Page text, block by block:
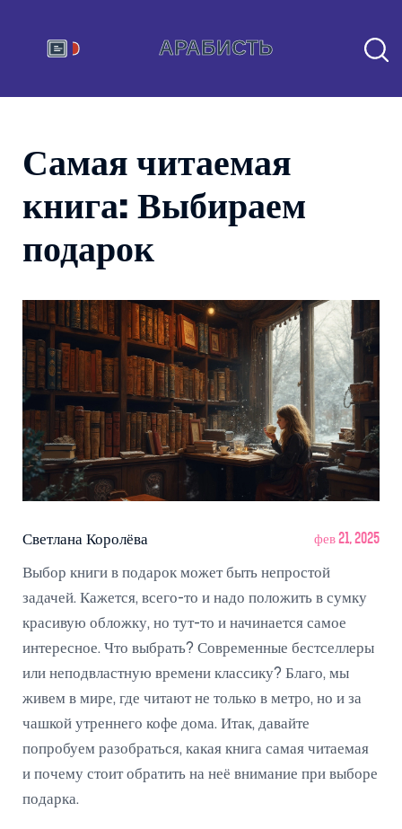
Самая читаемая
книга: Выбираем
подарок
Светлана Королёва фев 21, 2025
Выбор книги в подарок может быть непростой
задачей. Кажется, всего-то и надо положить в сумку
красивую обложку, но тут-то и начинается самое
интересное. Что выбрать? Современные бестселлеры
или неподвластную времени классику? Благо, мы
живем в мире, где читают не только в метро, но и за
чашкой утреннего кофе дома. Итак, давайте
попробуем разобраться, какая книга самая читаемая
и почему стоит обратить на неё внимание при выборе
подарка.